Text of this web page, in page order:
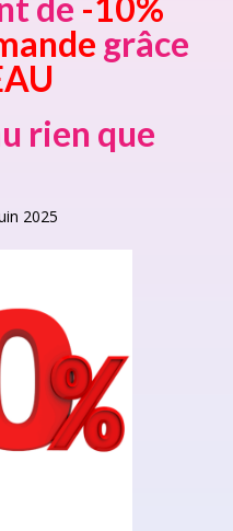
grâce
rien que
2025